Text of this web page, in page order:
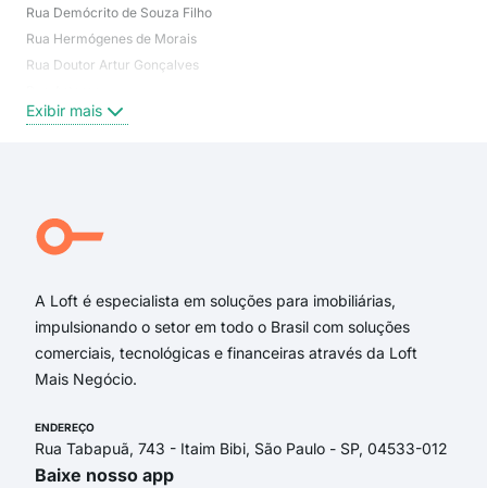
Rua Demócrito de Souza Filho
Rua Hermógenes de Morais
Rua Doutor Artur Gonçalves
Rua Japecanga
Estrada dos Remédios
Rua Pessoa de Melo
Exibir mais
A Loft é especialista em soluções para imobiliárias,
impulsionando o setor em todo o Brasil com soluções
comerciais, tecnológicas e financeiras através da Loft
Mais Negócio.
ENDEREÇO
Rua Tabapuã, 743 - Itaim Bibi, São Paulo - SP, 04533-012
Baixe nosso app